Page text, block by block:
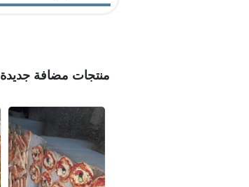
منتجات مضافة جديدة